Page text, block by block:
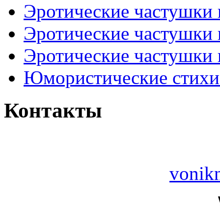
Эротические
Эротические
Эротические
Юмористические
Контакты